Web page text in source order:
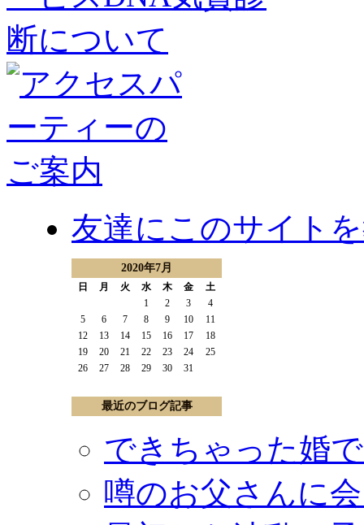
友達にこのサイト
2020年7月
日 月 火 水 木 金
土
1
2 3
4
5
6 7 8 9 10
11
12
13 14 15 16 17
18
19
20 21 22 23 24
25
26
27 28 29 30 31
最近のブログ記事
できちゃった婚
噂のお父さんに